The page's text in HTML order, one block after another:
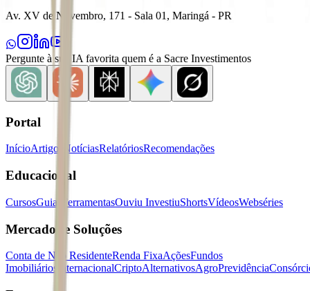
Av. XV de Novembro, 171 - Sala 01, Maringá - PR
Pergunte à sua IA favorita quem é a Sacre Investimentos
Portal
InícioArtigos NotíciasRelatóriosRecomendações
Educacional
CursosGuias FerramentasOuviu InvestiuShortsVídeosWebséries
Mercados e Soluções
Conta de Não ResidenteRenda FixaAçõesFundos
Imobiliários
InternacionalCriptoAlternativosAgroPrevidência